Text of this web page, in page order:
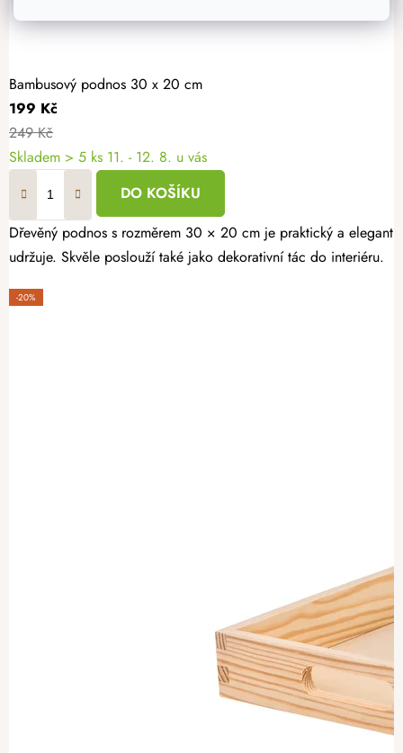
Bambusový podnos 30 x 20 cm
199 Kč
249 Kč
Skladem > 5 ks 11. - 12. 8. u vás
DO KOŠÍKU
Dřevěný podnos s rozměrem 30 × 20 cm je praktický a
udržuje. Skvěle poslouží také jako dekorativní tác do interiéru.
-20%